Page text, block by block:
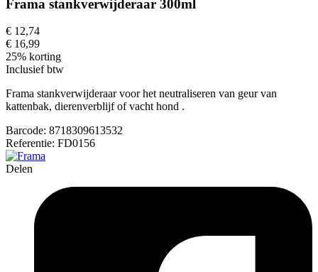
Frama stankverwijderaar 300ml
€ 12,74
€ 16,99
25% korting
Inclusief btw
Frama stankverwijderaar voor het neutraliseren van geur van
kattenbak, dierenverblijf of vacht hond .
Barcode: 8718309613532
Referentie: FD0156
Delen